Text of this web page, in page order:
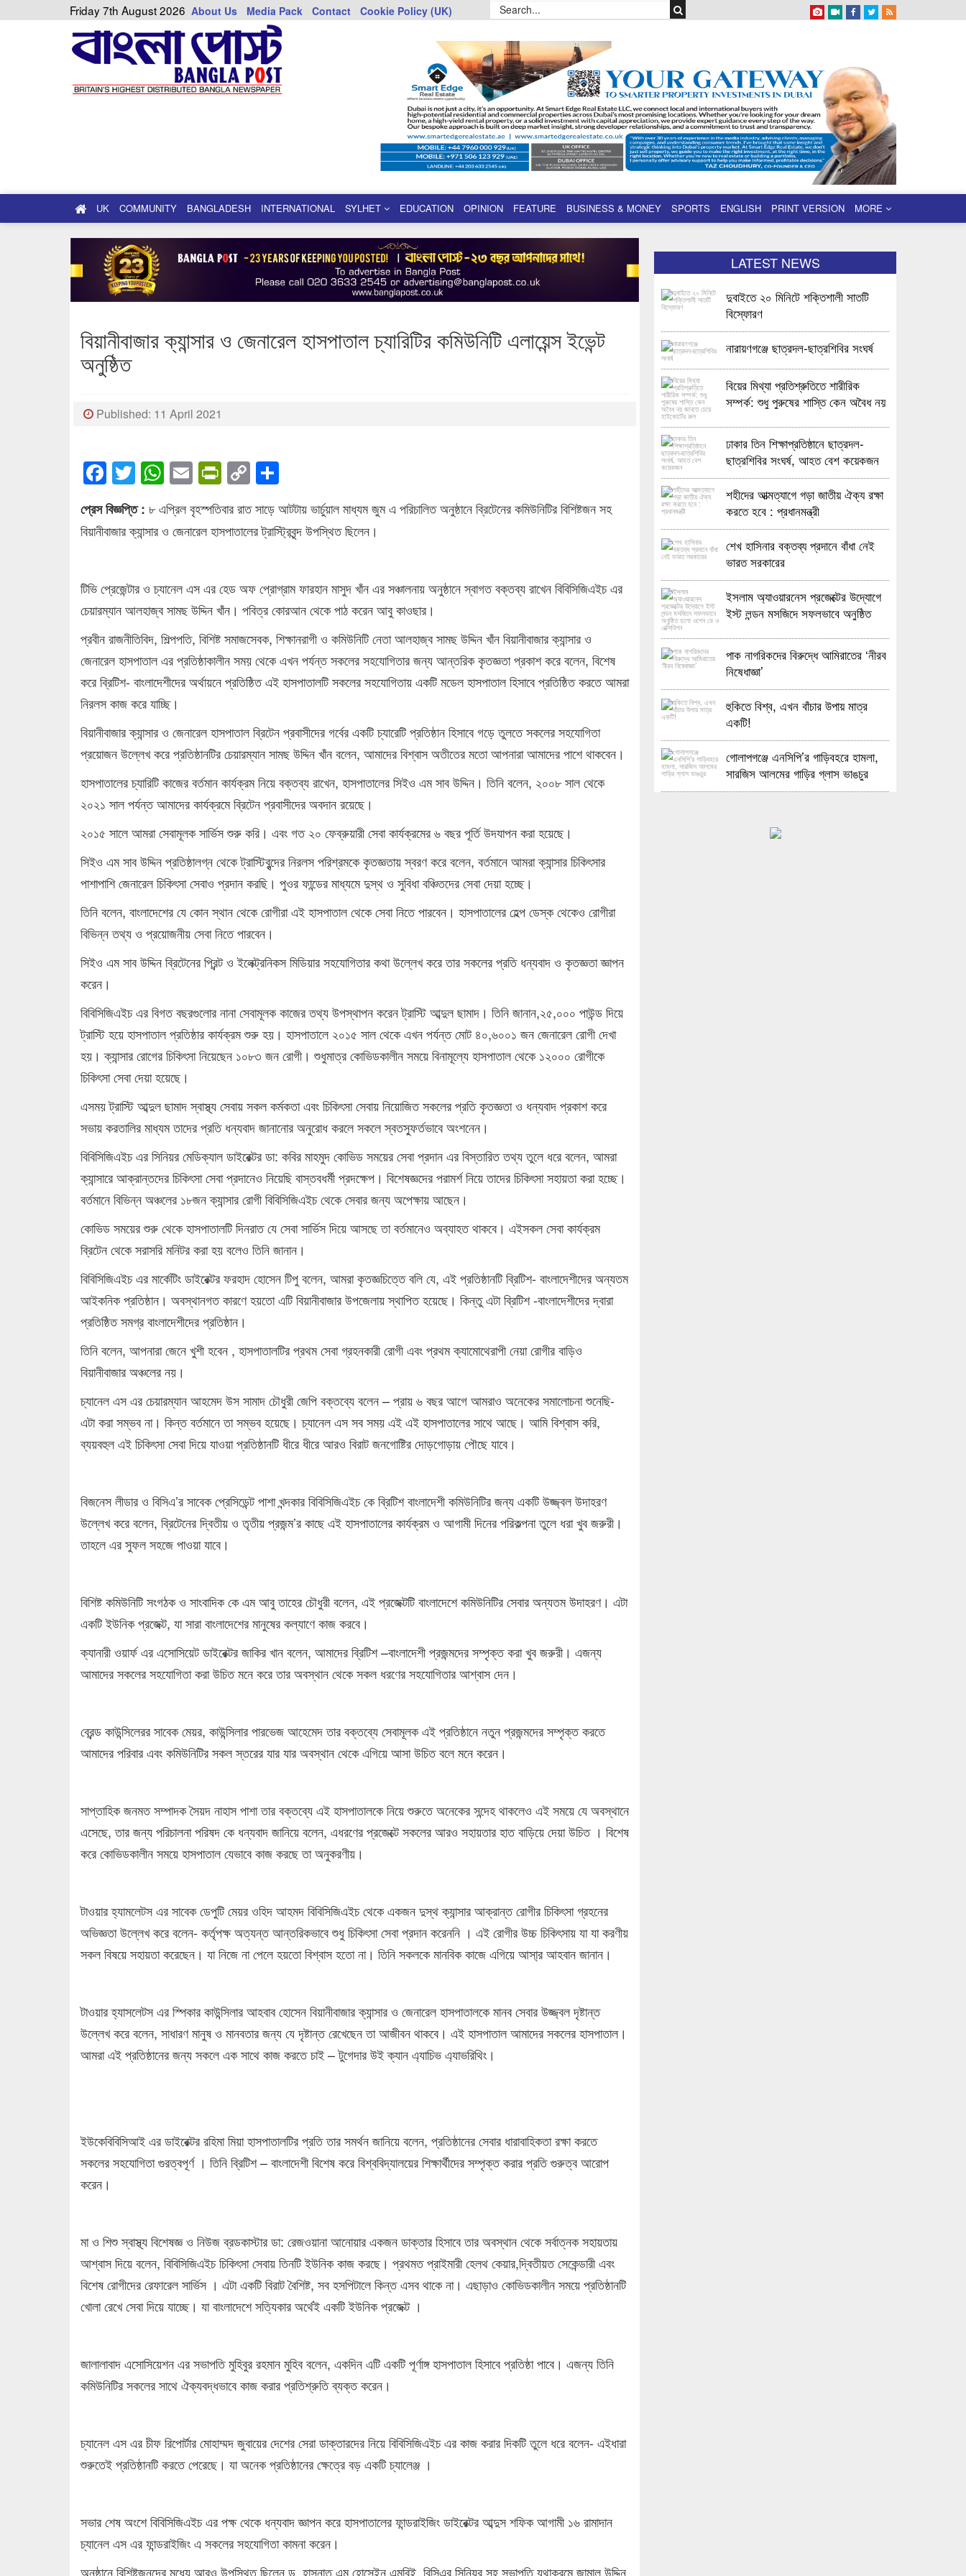
Friday 7th August 2026 About Us Media Pack Contact Cookie Policy (UK)
UK COMMUNITY BANGLADESH INTERNATIONAL SYLHET EDUCATION OPINION FEATURE BUSINESS & MONEY SPORTS ENGLISH PRINT VERSION MORE
বিয়ানীবাজার ক্যান্সার ও জেনারেল হাসপাতাল চ্যারিটির কমিউনিটি এলায়েন্স ইভেন্ট
অনুষ্ঠিত
Published: 11 April 2021
Facebook
Twitter
WhatsApp
EmailPrintFriendly
Copy
Link
প্রেস বিজ্ঞপ্তি : ৮ এপ্রিল বৃহস্পতিবার রাত সাড়ে আটটায় ভার্চুয়াল মাধ্যম জুম এ পরিচালিত অনুষ্ঠানে ব্রিটেনের কমিউনিটির বিশিষ্টজন সহ
বিয়ানীবাজার ক্যান্সার ও জেনারেল হাসপাতালের ট্রাস্ট্রিবৃন্দ উপস্থিত ছিলেন।
টিভি প্রেজেন্টার ও চ্যানেল এস এর হেড অফ প্রোগ্রাম ফারহান মাসুদ খাঁন এর সঞ্চালনায় অনুষ্ঠানে স্বাগত বক্তব্য রাখেন বিবিসিজিএইচ এর
চেয়ারম্যান আলহাজ্ব সামছ উদ্দিন খাঁন। পবিত্র কোরআন থেকে পাঠ করেন আবু কাওছার।
প্রবীন রাজনীতিবিদ, শিল্পপতি, বিশিষ্ট সমাজসেবক, শিক্ষানরাগী ও কমিউনিটি নেতা আলহাজ্ব সামছ উদ্দিন খাঁন বিয়ানীবাজার ক্যান্সার ও
জেনারেল হাসপাতাল এর প্রতিষ্ঠাকালীন সময় থেকে এখন পর্যন্ত সকলের সহযোগিতার জন্য আন্তরিক কৃতজ্ঞতা প্রকাশ করে বলেন, বিশেষ
করে ব্রিটিশ- বাংলাদেশীদের অর্থায়নে প্রতিষ্ঠিত এই হাসপাতালটি সকলের সহযোগিতায় একটি মডেল হাসপাতাল হিসাবে প্রতিষ্ঠিত করতে আমরা
নিরলস কাজ করে যাচ্ছি।
বিয়ানীবাজার ক্যান্সার ও জেনারেল হাসপাতাল ব্রিটেন প্রবাসীদের গর্বের একটি চ্যারেটি প্রতিষ্ঠান হিসাবে গড়ে তুলতে সকলের সহযোগিতা
প্রয়োজন উল্লেখ করে প্রতিষ্ঠানটির চেয়ারম্যান সামছ উদ্দিন খাঁন বলেন, আমাদের বিশ্বাস অতীতের মতো আপনারা আমাদের পাশে থাকবেন।
হাসপাতালের চ্যারিটি কাজের বর্তমান কার্যক্রম নিয়ে বক্তব্য রাখেন, হাসপাতালের সিইও এম সাব উদ্দিন। তিনি বলেন, ২০০৮ সাল থেকে
২০২১ সাল পর্যন্ত আমাদের কার্যক্রমে ব্রিটেন প্রবাসীদের অবদান রয়েছে।
২০১৫ সালে আমরা সেবামূলক সার্ভিস শুরু করি। এবং গত ২০ ফেব্রুয়ারী সেবা কার্যক্রমের ৬ বছর পূর্তি উদযাপন করা হয়েছে।
সিইও এম সাব উদ্দিন প্রতিষ্ঠালগ্ন থেকে ট্রাস্টিবৃন্দের নিরলস পরিশ্রমকে কৃতজ্ঞতায় স্বরণ করে বলেন, বর্তমানে আমরা ক্যান্সার চিকিৎসার
পাশাপাশি জেনারেল চিকিৎসা সেবাও প্রদান করছি। পুওর ফান্ডের মাধ্যমে দুস্থ ও সুবিধা বঞ্চিতদের সেবা দেয়া হচ্ছে।
তিনি বলেন, বাংলাদেশের যে কোন স্থান থেকে রোগীরা এই হাসপাতাল থেকে সেবা নিতে পারবেন। হাসপাতালের হেল্প ডেস্ক থেকেও রোগীরা
বিভিন্ন তথ্য ও প্রয়োজনীয় সেবা নিতে পারবেন।
সিইও এম সাব উদ্দিন ব্রিটেনের প্রিন্ট ও ইলেক্ট্রনিকস মিডিয়ার সহযোগিতার কথা উল্লেখ করে তার সকলের প্রতি ধন্যবাদ ও কৃতজ্ঞতা জ্ঞাপন
করেন।
বিবিসিজিএইচ এর বিগত বছরগুলোর নানা সেবামূলক কাজের তথ্য উপস্থাপন করেন ট্রাস্টি আব্দুল ছামাদ। তিনি জানান,২৫,০০০ পাউন্ড দিয়ে
ট্রাস্টি হয়ে হাসপাতাল প্রতিষ্ঠার কার্যক্রম শুরু হয়। হাসপাতালে ২০১৫ সাল থেকে এখন পর্যন্ত মোট ৪০,৬০০১ জন জেনারেল রোগী দেখা
হয়। ক্যান্সার রোগের চিকিৎসা নিয়েছেন ১০৮৩ জন রোগী। শুধুমাত্র কোভিডকালীন সময়ে বিনামূল্যে হাসপাতাল থেকে ১২০০০ রোগীকে
চিকিৎসা সেবা দেয়া হয়েছে।
এসময় ট্রাস্টি আব্দুল ছামাদ স্বাস্থ্য সেবায় সকল কর্মকতা এবং চিকিৎসা সেবায় নিয়োজিত সকলের প্রতি কৃতজ্ঞতা ও ধন্যবাদ প্রকাশ করে
সভায় করতালির মাধ্যম তাদের প্রতি ধন্যবাদ জানানোর অনুরোধ করলে সকলে স্বতস্ফুর্তভাবে অংশনেন।
বিবিসিজিএইচ এর সিনিয়র মেডিক্যাল ডাইরেক্টর ডা: কবির মাহমুদ কোভিড সময়ের সেবা প্রদান এর বিস্তারিত তথ্য তুলে ধরে বলেন, আমরা
ক্যান্সারে আক্রান্তদের চিকিৎসা সেবা প্রদানেও নিয়েছি বাস্তবধর্মী প্রদক্ষেপ। বিশেষজ্ঞদের পরামর্শ নিয়ে তাদের চিকিৎসা সহায়তা করা হচ্ছে।
বর্তমানে বিভিন্ন অঞ্চলের ১৮জন ক্যান্সার রোগী বিবিসিজিএইচ থেকে সেবার জন্য অপেক্ষায় আছেন।
কোভিড সময়ের শুরু থেকে হাসপাতালটি দিনরাত যে সেবা সার্ভিস দিয়ে আসছে তা বর্তমানেও অব্যাহত থাকবে। এইসকল সেবা কার্যক্রম
ব্রিটেন থেকে সরাসরি মনিটর করা হয় বলেও তিনি জানান।
বিবিসিজিএইচ এর মার্কেটিং ডাইরেক্টর ফরহাদ হোসেন টিপু বলেন, আমরা কৃতজ্ঞচিত্তে বলি যে, এই প্রতিষ্ঠানটি ব্রিটিশ- বাংলাদেশীদের অন্যতম
আইকনিক প্রতিষ্ঠান। অবস্থানগত কারণে হয়তো এটি বিয়ানীবাজার উপজেলায় স্থাপিত হয়েছে। কিন্তু এটা ব্রিটিশ -বাংলাদেশীদের দ্বারা
প্রতিষ্ঠিত সমগ্র বাংলাদেশীদের প্রতিষ্ঠান।
তিনি বলেন, আপনারা জেনে খুশী হবেন , হাসপাতালটির প্রথম সেবা গ্রহনকারী রোগী এবং প্রথম ক্যামোথেরাপী নেয়া রোগীর বাড়িও
বিয়ানীবাজার অঞ্চলের নয়।
চ্যানেল এস এর চেয়ারম্যান আহমেদ উস সামাদ চৌধুরী জেপি বক্তব্যে বলেন – প্রায় ৬ বছর আগে আমরাও অনেকের সমালোচনা শুনেছি-
এটা করা সম্ভব না। কিন্ত বর্তমানে তা সম্ভব হয়েছে। চ্যানেল এস সব সময় এই এই হাসপাতালের সাথে আছে। আমি বিশ্বাস করি,
ব্যয়বহুল এই চিকিৎসা সেবা দিয়ে যাওয়া প্রতিষ্ঠানটি ধীরে ধীরে আরও বিরাট জনগোষ্টির দোড়গোড়ায় পৌছে যাবে।
বিজনেস লীডার ও বিসিএ’র সাবেক প্রেসিডেন্ট পাশা খন্দকার বিবিসিজিএইচ কে ব্রিটিশ বাংলাদেশী কমিউনিটির জন্য একটি উজ্জ্বল উদাহরণ
উল্লেখ করে বলেন, ব্রিটেনের দ্বিতীয় ও তৃতীয় প্রজন্ম’র কাছে এই হাসপাতালের কার্যক্রম ও আগামী দিনের পরিকল্পনা তুলে ধরা খুব জরুরী।
তাহলে এর সুফল সহজে পাওয়া যাবে।
বিশিষ্ট কমিউনিটি সংগঠক ও সাংবাদিক কে এম আবু তাহের চৌধুরী বলেন, এই প্রজেক্টটি বাংলাদেশে কমিউনিটির সেবার অন্যতম উদাহরণ। এটা
একটি ইউনিক প্রজেক্ট, যা সারা বাংলাদেশের মানুষের কল্যাণে কাজ করবে।
ক্যানারী ওয়ার্ফ এর এসোসিয়েট ডাইরেক্টর জাকির খান বলেন, আমাদের ব্রিটিশ –বাংলাদেশী প্রজন্মদের সম্পৃক্ত করা খুব জরুরী। এজন্য
আমাদের সকলের সহযোগিতা করা উচিত মনে করে তার অবস্থান থেকে সকল ধরণের সহযোগিতার আশ্বাস দেন।
ব্রেন্ড কাউন্সিলেরর সাবেক মেয়র, কাউন্সিলার পারভেজ আহেমেদ তার বক্তব্যে সেবামূলক এই প্রতিষ্ঠানে নতুন প্রজন্মদের সম্পৃক্ত করতে
আমাদের পরিবার এবং কমিউনিটির সকল স্তরের যার যার অবস্থান থেকে এগিয়ে আসা উচিত বলে মনে করেন।
সাপ্তাহিক জনমত সম্পাদক সৈয়দ নাহাস পাশা তার বক্তব্যে এই হাসপাতালকে নিয়ে শুরুতে অনেকের সন্দেহ থাকলেও এই সময়ে যে অবস্থানে
এসেছে, তার জন্য পরিচালনা পরিষদ কে ধন্যবাদ জানিয়ে বলেন, এধরণের প্রজেক্টে সকলের আরও সহায়তার হাত বাড়িয়ে দেয়া উচিত । বিশেষ
করে কোভিডকালীন সময়ে হাসপাতাল যেভাবে কাজ করছে তা অনুকরণীয়।
টাওয়ার হ্যামলেটস এর সাবেক ডেপুটি মেয়র ওহিদ আহমদ বিবিসিজিএইচ থেকে একজন দুস্থ ক্যান্সার আক্রান্ত রোগীর চিকিৎসা গ্রহনের
অভিজ্ঞতা উল্লেখ করে বলেন- কর্তৃপক্ষ অত্যন্ত আন্তরিকভাবে শুধু চিকিৎসা সেবা প্রদান করেননি । এই রোগীর উচ্চ চিকিৎসায় যা যা করণীয়
সকল বিষয়ে সহায়তা করেছেন। যা নিজে না পেলে হয়তো বিশ্বাস হতো না। তিনি সকলকে মানবিক কাজে এগিয়ে আসা্র আহবান জানান।
টাওয়ার হ্যাসলেটস এর স্পিকার কাউন্সিলার আহবাব হোসেন বিয়ানীবাজার ক্যান্সার ও জেনারেল হাসপাতালকে মানব সেবার উজ্জ্বল দৃষ্টান্ত
উল্লেখ করে বলেন, সাধারণ মানুষ ও মানবতার জন্য যে দৃষ্টান্ত রেখেছেন তা আজীবন থাকবে। এই হাসপাতাল আমাদের সকলের হাসপাতাল।
আমরা এই প্রতিষ্ঠানের জন্য সকলে এক সাথে কাজ করতে চাই – টুগেদার উই ক্যান এ্যাচিভ এ্যাভরিথিং।
ইউকেবিবিসিআই এর ডাইরেক্টর রহিমা মিয়া হাসপাতালটির প্রতি তার সমর্থন জানিয়ে বলেন, প্রতিষ্ঠানের সেবার ধারাবাহিকতা রক্ষা করতে
সকলের সহযোগিতা গুরত্বপূর্ণ । তিনি ব্রিটিশ – বাংলাদেশী বিশেষ করে বিশ্ববিদ্যালয়ের শিক্ষার্থীদের সম্পৃক্ত করার প্রতি গুরুত্ব আরোপ
করেন।
মা ও শিশু স্বাস্থ্য বিশেষজ্ঞ ও নিউজ ব্রডকাস্টার ডা: রেজওয়ানা আনোয়ার একজন ডাক্তার হিসাবে তার অবস্থান থেকে সর্বাত্নক সহায়তায়
আশ্বাস দিয়ে বলেন, বিবিসিজিএইচ চিকিৎসা সেবায় তিনটি ইউনিক কাজ করছে। প্রথমত প্রাইমারী হেলথ কেয়ার,দ্বিতীয়ত সেকেন্ডারী এবং
বিশেষ রোগীদের রেফারেল সার্ভিস । এটা একটি বিরাট বৈশিষ্ট, সব হসপিটালে কিন্ত এসব থাকে না। এছাড়াও কোভিডকালীন সময়ে প্রতিষ্ঠানটি
খোলা রেখে সেবা দিয়ে যাচ্ছে। যা বাংলাদেশে সত্যিকার অর্থেই একটি ইউনিক প্রজেক্ট ।
জালালাবাদ এসোসিয়েশন এর সভাপতি মুহিবুর রহমান মুহিব বলেন, একদিন এটি একটি পূর্ণাঙ্গ হাসপাতাল হিসাবে প্রতিষ্ঠা পাবে। এজন্য তিনি
কমিউনিটির সকলের সাথে ঐক্যবদ্ধভাবে কাজ করার প্রতিশ্রুতি ব্যক্ত করেন।
চ্যানেল এস এর চীফ রিপোর্টার মোহাম্মদ জুবায়ের দেশের সেরা ডাক্তারদের নিয়ে বিবিসিজিএইচ এর কাজ করার দিকটি তুলে ধরে বলেন- এইধারা
শুরুতেই প্রতিষ্ঠানটি করতে পেরেছে। যা অনেক প্রতিষ্ঠানের ক্ষেত্রে বড় একটি চ্যালেঞ্জ ।
সভার শেষ অংশে বিবিসিজিএইচ এর পক্ষ থেকে ধন্যবাদ জ্ঞাপন করে হাসপাতালের ফান্ডরাইজিং ডাইরেক্টর আব্দুস শফিক আগামী ১৬ রামাদান
চ্যানেল এস এর ফান্ডরাইজিং এ সকলের সহযোগিতা কামনা করেন।
অনুষ্ঠানে বিশিষ্টজনদের মধ্যে আরও উপস্থিত ছিলেন ড. হাসনাত এম হোসেইন এমবিই, বিসিএর সিনিয়র সহ সভাপতি যথাক্রমে জামাল উদ্দিন
LATEST NEWS
দুবাইতে ২০ মিনিটে শক্তিশালী সাতটি
বিস্ফোরণ
নারায়ণগঞ্জে ছাত্রদল-ছাত্রশিবির সংঘর্ষ
বিয়ের মিথ্যা প্রতিশ্রুতিতে শারীরিক
সম্পর্ক: শুধু পুরুষের শাস্তি কেন অবৈধ নয়
ঢাকার তিন শিক্ষাপ্রতিষ্ঠানে ছাত্রদল-
ছাত্রশিবির সংঘর্ষ, আহত বেশ কয়েকজন
শহীদের আত্মত্যাগে গড়া জাতীয় ঐক্য রক্ষা
করতে হবে : প্রধানমন্ত্রী
শেখ হাসিনার বক্তব্য প্রদানে বাঁধা নেই
ভারত সরকারের
ইসলাম অ্যাওয়ারনেস প্রজেক্টের উদ্যোগে
ইস্ট লন্ডন মসজিদে সফলভাবে অনুষ্ঠিত
পাক নাগরিকদের বিরুদ্ধে আমিরাতের ‘নীরব
নিষেধাজ্ঞা’
হুকিতে বিশ্ব, এখন বাঁচার উপায় মাত্র
একটি!
গোলাপগঞ্জে এনসিপি’র গাড়িবহরে হামলা,
সারজিস আলমের গাড়ির গ্লাস ভাঙচুর